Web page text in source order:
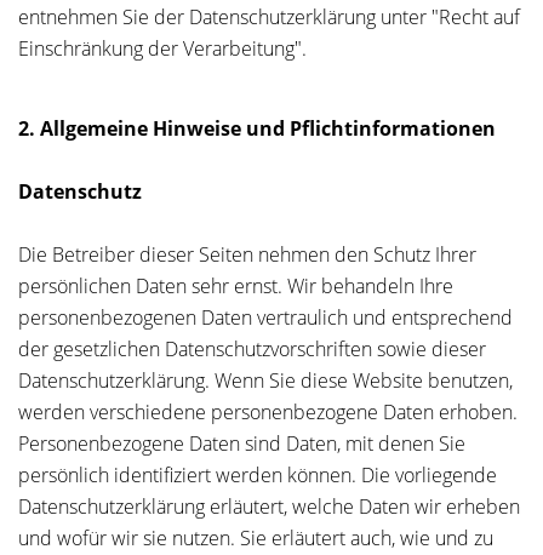
entnehmen Sie der Datenschutzerklärung unter "Recht auf
Einschränkung der Verarbeitung".
2. Allgemeine Hinweise und Pflichtinformationen
Datenschutz
Die Betreiber dieser Seiten nehmen den Schutz Ihrer
persönlichen Daten sehr ernst. Wir behandeln Ihre
personenbezogenen Daten vertraulich und entsprechend
der gesetzlichen Datenschutzvorschriften sowie dieser
Datenschutzerklärung. Wenn Sie diese Website benutzen,
werden verschiedene personenbezogene Daten erhoben.
Personenbezogene Daten sind Daten, mit denen Sie
persönlich identifiziert werden können. Die vorliegende
Datenschutzerklärung erläutert, welche Daten wir erheben
und wofür wir sie nutzen. Sie erläutert auch, wie und zu